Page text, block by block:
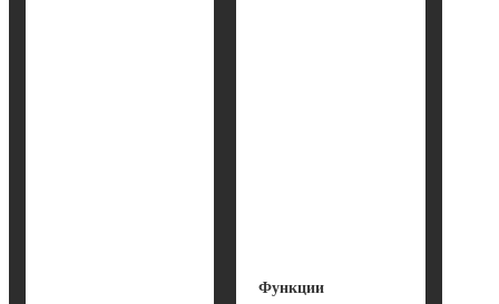
Функции